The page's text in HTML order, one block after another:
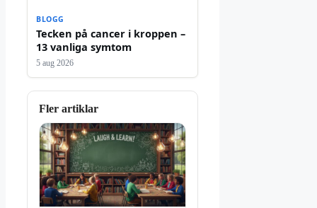
BLOGG
Tecken på cancer i kroppen –
13 vanliga symtom
5 aug 2026
Fler artiklar